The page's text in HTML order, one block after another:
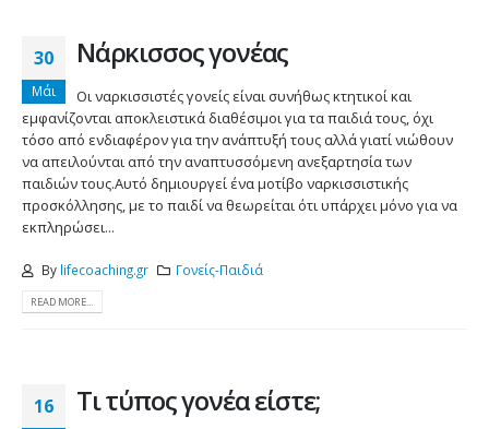
30
Μάι
Νάρκισσος γονέας
Oι ναρκισσιστές γονείς είναι συνήθως κτητικοί και
εμφανίζονται αποκλειστικά διαθέσιμοι για τα παιδιά τους, όχι
τόσο από ενδιαφέρον για την ανάπτυξή τους αλλά γιατί νιώθουν
να απειλούνται από την αναπτυσσόμενη ανεξαρτησία των
παιδιών τους.Αυτό δημιουργεί ένα μοτίβο ναρκισσιστικής
προσκόλλησης, με το παιδί να θεωρείται ότι υπάρχει μόνο για να
εκπληρώσει...
By lifecoaching.gr Γονείς-Παιδιά
READ MORE...
16 Τι τύπος γονέα είστε;